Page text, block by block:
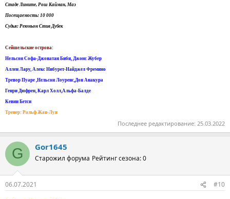
Стаде Лините, Рош Кайман, Маэ
Посещаемость: 10 000
Судья: Реюньон Стив Дубек
Сейшельские острова:
Нельсон Софа-Джонатан Биби, Джонс Жубер
Аллен Лару, Алекс Нибурет-Найджел Фремино
Тревор Пуаре ,Нельсон Лоуренс,Дон Анакура
Генри Дюфрен, Карл Холл,Альфа-Балде
Кевин Бетси
Тренер: Ральф Жан-Луи
Последнее редактирование: 25.03.2022
G Gor1645
Старожил форума Рейтинг сезона: 0
06.07.2021 #10